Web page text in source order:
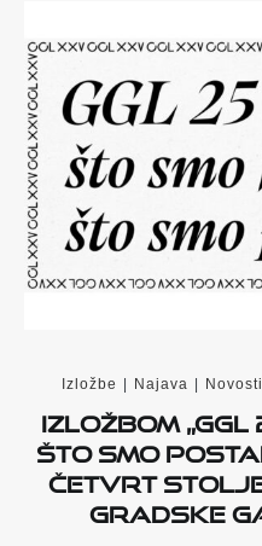
Izložbe | Najava | Novosti
Izložbom
što smo
četvrt
Gradske